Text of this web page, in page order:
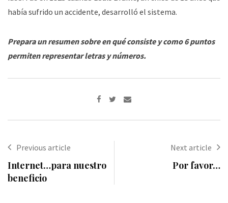
había sufrido un accidente, desarrolló el sistema.
Prepara un resumen sobre en qué consiste y como 6 puntos
permiten representar letras y números.
Share
Previous article
Internet…para nuestro
beneficio
Next article
Por favor…